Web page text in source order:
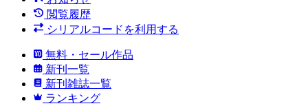
閲覧履歴
シリアルコードを利用する
無料・セール作品
新刊一覧
新刊雑誌一覧
ランキング